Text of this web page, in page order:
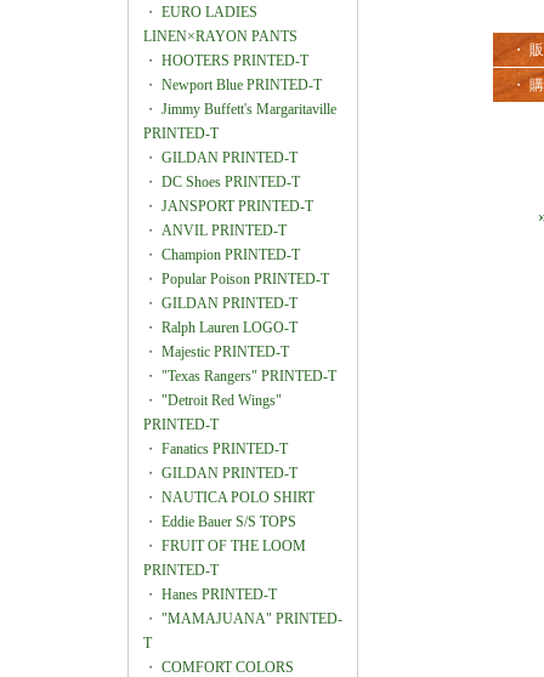
・ EURO LADIES
LINEN×RAYON PANTS
・ HOOTERS PRINTED-T
・ Newport Blue PRINTED-T
・ Jimmy Buffett's Margaritaville
PRINTED-T
・ GILDAN PRINTED-T
・ DC Shoes PRINTED-T
・ JANSPORT PRINTED-T
・ ANVIL PRINTED-T
・ Champion PRINTED-T
・ Popular Poison PRINTED-T
・ GILDAN PRINTED-T
・ Ralph Lauren LOGO-T
・ Majestic PRINTED-T
・ "Texas Rangers" PRINTED-T
・ "Detroit Red Wings"
PRINTED-T
・ Fanatics PRINTED-T
・ GILDAN PRINTED-T
・ NAUTICA POLO SHIRT
・ Eddie Bauer S/S TOPS
・ FRUIT OF THE LOOM
PRINTED-T
・ Hanes PRINTED-T
・ "MAMAJUANA" PRINTED-
T
・ COMFORT COLORS
・
・